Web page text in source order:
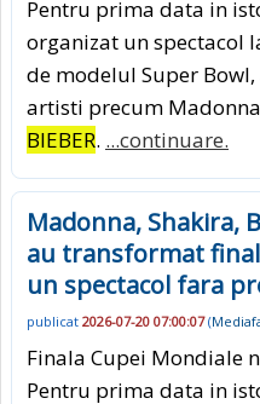
Pentru prima data in
organizat un spectacol
de modelul Super
artisti precum
BIEBER. ...continuare.
Madonna, Shakira,
au transformat
un spectacol fara
publicat 2026-07-20 07:00:07(
Finala Cupei Mondiale
Pentru prima data in